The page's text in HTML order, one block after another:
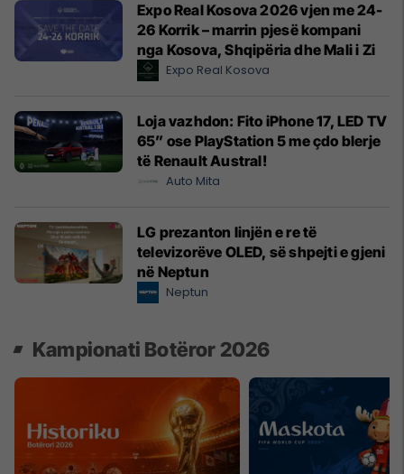
Expo Real Kosova 2026 vjen me 24-
26 Korrik – marrin pjesë kompani
nga Kosova, Shqipëria dhe Mali i Zi
Expo Real Kosova
Loja vazhdon: Fito iPhone 17, LED TV
65” ose PlayStation 5 me çdo blerje
të Renault Austral!
Auto Mita
LG prezanton linjën e re të
televizorëve OLED, së shpejti e gjeni
në Neptun
Neptun
Kampionati Botëror 2026